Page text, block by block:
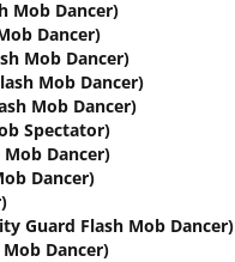
Mob Dancer)
Dancer)
Mob Dancer)
Mob Dancer)
Mob Dancer)
Spectator)
Mob Dancer)
Dancer)
Guard Flash Mob Dancer)
Mob Dancer)